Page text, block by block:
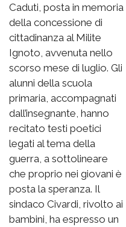
Caduti, posta in memoria
della concessione di
cittadinanza al Milite
Ignoto, avvenuta nello
scorso mese di luglio. Gli
alunni della scuola
primaria, accompagnati
dall’insegnante, hanno
recitato testi poetici
legati al tema della
guerra, a sottolineare
che proprio nei giovani è
posta la speranza. Il
sindaco Civardi, rivolto ai
bambini, ha espresso un